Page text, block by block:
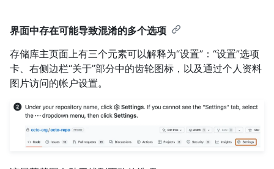
界面中存在可能导致混淆的多个选项
存储库主页面上有三个元素可以解释为“设置”：“设置”选项
卡、右侧边栏“关于”部分中的齿轮图标，以及通过个人资料
图片访问的帐户设置。